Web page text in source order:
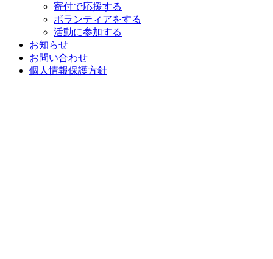
寄付で応援する
ボランティアをする
活動に参加する
お知らせ
お問い合わせ
個人情報保護方針